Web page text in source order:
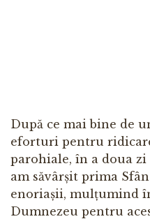
După ce mai bine de
eforturi pentru
parohiale, în a doua zi
am săvârșit prima
enoriașii, mulțumind
Dumnezeu pentru